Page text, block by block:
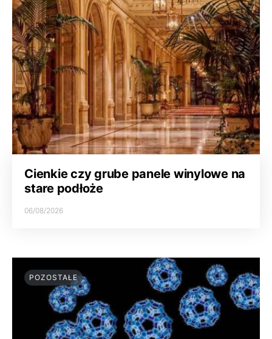
Cienkie czy grube panele winylowe na
stare podłoże
06/08/2026
POZOSTAŁE